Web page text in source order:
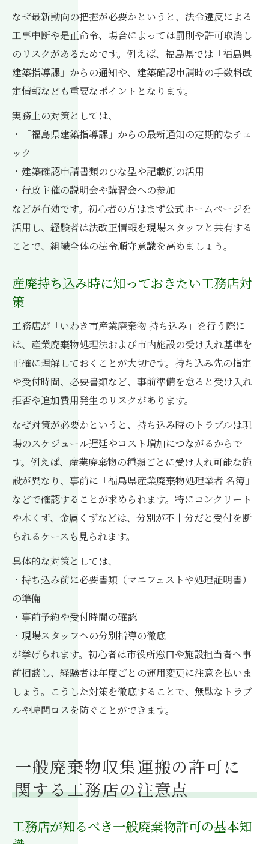
なぜ最新動向の把握が必要かというと、法令違反による
工事中断や是正命令、場合によっては罰則や許可取消し
のリスクがあるためです。例えば、福島県では「福島県
建築指導課」からの通知や、建築確認申請時の手数料改
定情報なども重要なポイントとなります。
実務上の対策としては、
・「福島県建築指導課」からの最新通知の定期的なチェ
ック
・建築確認申請書類のひな型や記載例の活用
・行政主催の説明会や講習会への参加
などが有効です。初心者の方はまず公式ホームページを
活用し、経験者は法改正情報を現場スタッフと共有する
ことで、組織全体の法令順守意識を高めましょう。
産廃持ち込み時に知っておきたい工務店対
策
工務店が「いわき市産業廃棄物 持ち込み」を行う際に
は、産業廃棄物処理法および市内施設の受け入れ基準を
正確に理解しておくことが大切です。持ち込み先の指定
や受付時間、必要書類など、事前準備を怠ると受け入れ
拒否や追加費用発生のリスクがあります。
なぜ対策が必要かというと、持ち込み時のトラブルは現
場のスケジュール遅延やコスト増加につながるからで
す。例えば、産業廃棄物の種類ごとに受け入れ可能な施
設が異なり、事前に「福島県産業廃棄物処理業者 名簿」
などで確認することが求められます。特にコンクリート
や木くず、金属くずなどは、分別が不十分だと受付を断
られるケースも見られます。
具体的な対策としては、
・持ち込み前に必要書類（マニフェストや処理証明書）
の準備
・事前予約や受付時間の確認
・現場スタッフへの分別指導の徹底
が挙げられます。初心者は市役所窓口や施設担当者へ事
前相談し、経験者は年度ごとの運用変更に注意を払いま
しょう。こうした対策を徹底することで、無駄なトラブ
ルや時間ロスを防ぐことができます。
一般廃棄物収集運搬の許可に
関する工務店の注意点
工務店が知るべき一般廃棄物許可の基本知